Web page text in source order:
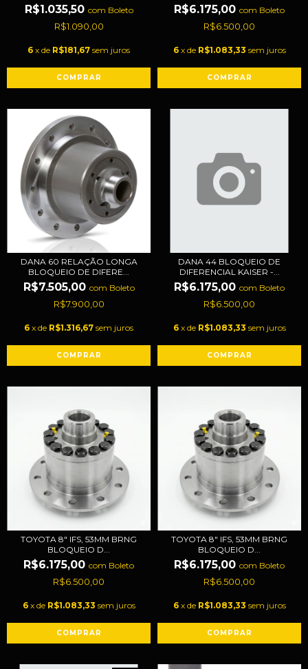
R$1.035,50 com Boleto
R$1.090,00
6 x de R$181,67 sem juros
R$6.175,00 com Boleto
R$6.500,00
6 x de R$1.083,33 sem juros
DANA 60 RELAÇÃO LONGA
BLOQUEIO DE DIFERE...
R$7.505,00 com Boleto
R$7.900,00
6 x de R$1.316,67 sem juros
DANA 44 BLOQUEIO DE
DIFERENCIAL KAISER -...
R$6.175,00 com Boleto
R$6.500,00
6 x de R$1.083,33 sem juros
TOYOTA 8" IFS, 53MM BRNG
BLOQUEIO D...
R$6.175,00 com Boleto
R$6.500,00
6 x de R$1.083,33 sem juros
TOYOTA 8" IFS, 53MM BRNG
BLOQUEIO D...
R$6.175,00 com Boleto
R$6.500,00
6 x de R$1.083,33 sem juros